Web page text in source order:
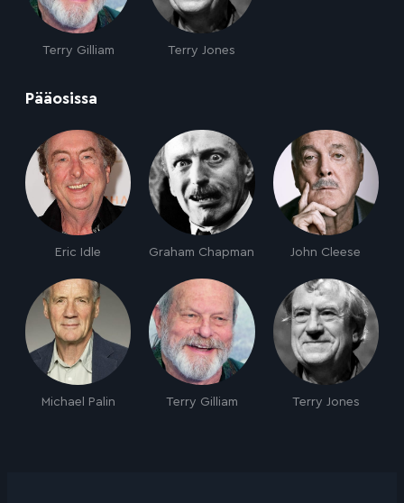
Terry Gilliam Terry Jones
Pääosissa
Eric Idle Graham Chapman John Cleese
Michael Palin Terry Gilliam Terry Jones